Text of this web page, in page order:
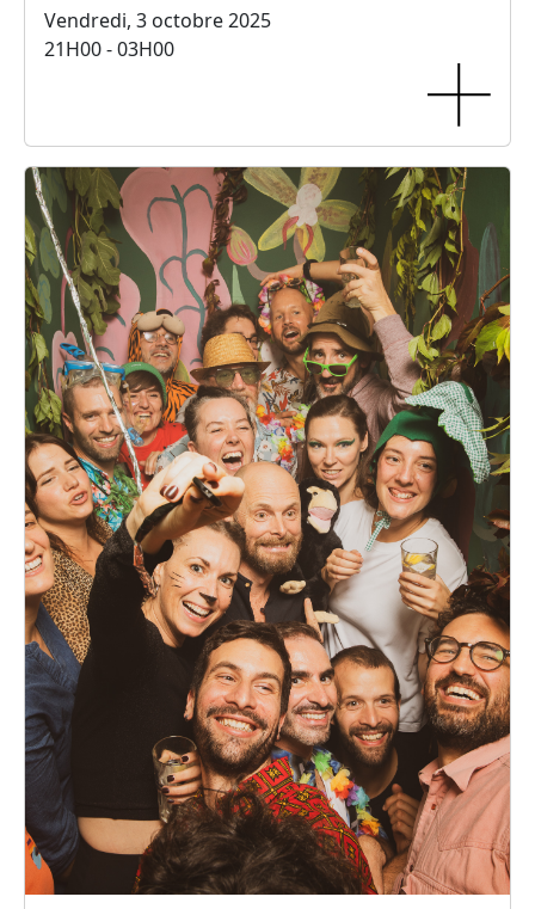
Vendredi, 3 octobre 2025
21H00 - 03H00